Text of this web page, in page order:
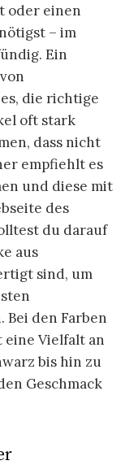
oder einen
– im
Ein
die richtige
oft stark
dass nicht
empfiehlt es
und diese mit
des
du darauf
aus
sind, um
den Farben
eine Vielfalt an
bis hin zu
Geschmack